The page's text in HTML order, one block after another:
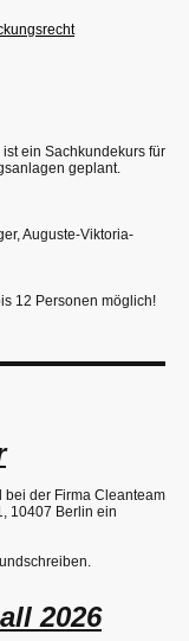
ein Sachkundekurs für
geplant.
Auguste-Viktoria-
12 Personen möglich!
bei der Firma Cleanteam
10407 Berlin ein
2026